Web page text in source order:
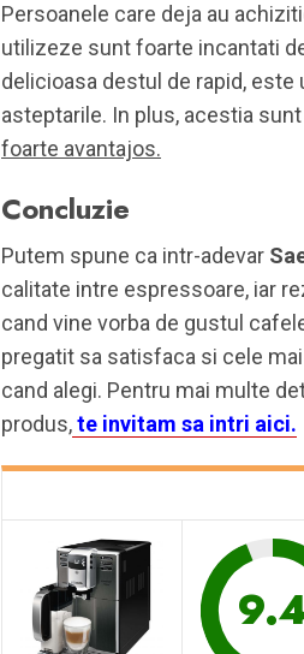
Persoanele care deja au
utilizeze sunt foarte incantati
delicioasa destul de rapid,
asteptarile. In plus, acestia
foarte avantajos.
Concluzie
Putem spune ca intr-adevar
calitate intre espressoare, iar
cand vine vorba de gustul
pregatit sa satisfaca si cele
cand alegi. Pentru mai multe
produs,te invitam sa intri aici.